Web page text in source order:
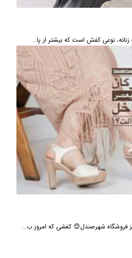
زنانه، نوعی کفش است که بیشتر از پا…
فروشگاه شهرصندل😍 کفشی که امروز ب…